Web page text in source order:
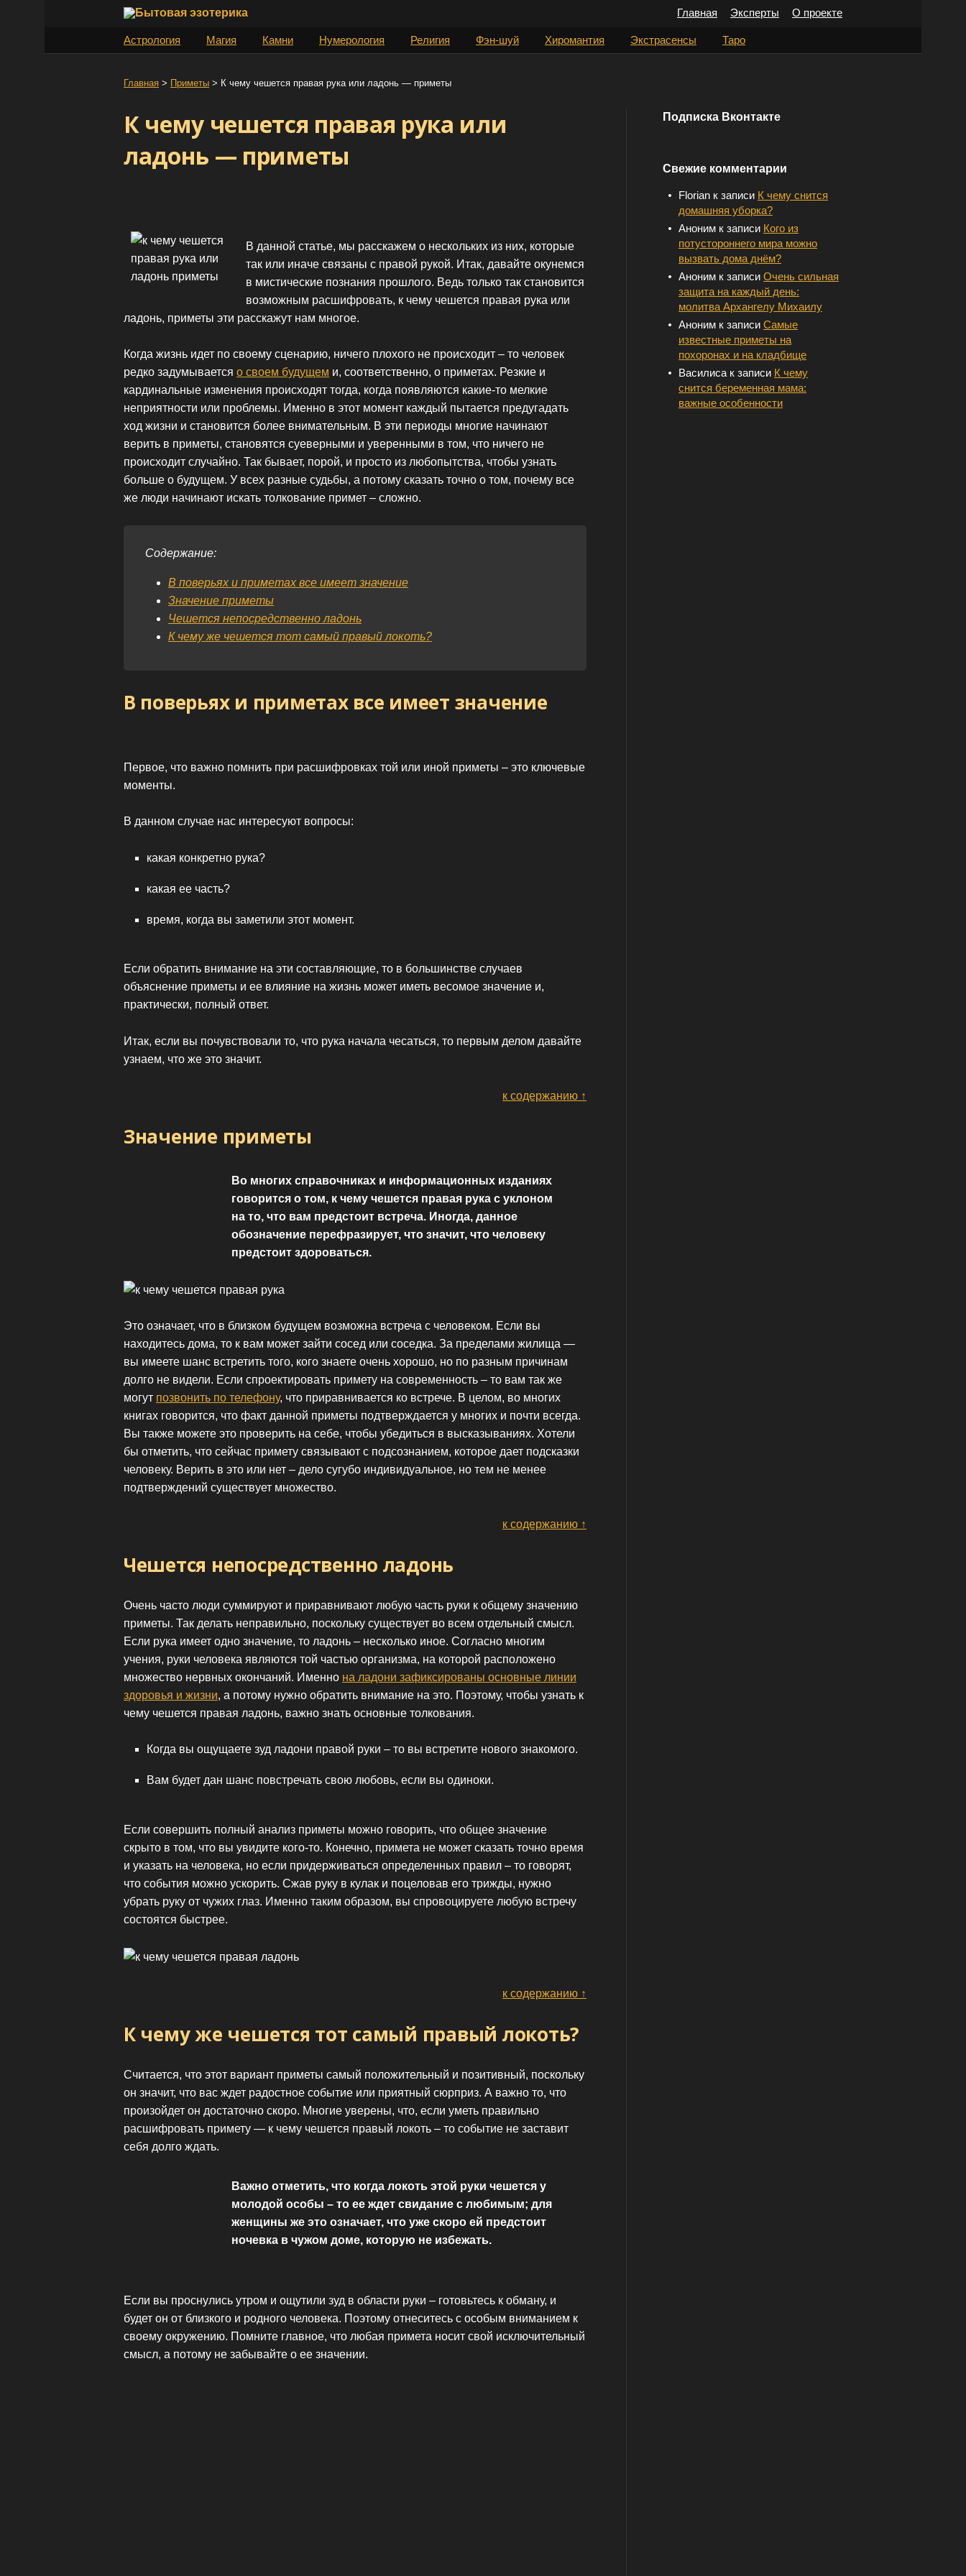
Главная Эксперты О проекте
Астрология Магия Камни Нумерология Религия Фэн-шуй Хиромантия Экстрасенсы Таро
Главная > Приметы > К чему чешется правая рука или ладонь — приметы
К чему чешется правая рука или
ладонь — приметы
В данной статье, мы расскажем о нескольких из них, которые
так или иначе связаны с правой рукой. Итак, давайте окунемся
в мистические познания прошлого. Ведь только так становится
возможным расшифровать, к чему чешется правая рука или
ладонь, приметы эти расскажут нам многое.
Когда жизнь идет по своему сценарию, ничего плохого не происходит – то человек
редко задумывается о своем будущем и, соответственно, о приметах. Резкие и
кардинальные изменения происходят тогда, когда появляются какие-то мелкие
неприятности или проблемы. Именно в этот момент каждый пытается предугадать
ход жизни и становится более внимательным. В эти периоды многие начинают
верить в приметы, становятся суеверными и уверенными в том, что ничего не
происходит случайно. Так бывает, порой, и просто из любопытства, чтобы узнать
больше о будущем. У всех разные судьбы, а потому сказать точно о том, почему все
же люди начинают искать толкование примет – сложно.
Содержание:
В поверьях и приметах все имеет значение
Значение приметы
Чешется непосредственно ладонь
К чему же чешется тот самый правый локоть?
В поверьях и приметах все имеет значение
Первое, что важно помнить при расшифровках той или иной приметы – это ключевые
моменты.
В данном случае нас интересуют вопросы:
какая конкретно рука?
какая ее часть?
время, когда вы заметили этот момент.
Если обратить внимание на эти составляющие, то в большинстве случаев
объяснение приметы и ее влияние на жизнь может иметь весомое значение и,
практически, полный ответ.
Итак, если вы почувствовали то, что рука начала чесаться, то первым делом давайте
узнаем, что же это значит.
к содержанию ↑
Значение приметы
Во многих справочниках и информационных изданиях
говорится о том, к чему чешется правая рука с уклоном
на то, что вам предстоит встреча. Иногда, данное
обозначение перефразирует, что значит, что человеку
предстоит здороваться.
Это означает, что в близком будущем возможна встреча с человеком. Если вы
находитесь дома, то к вам может зайти сосед или соседка. За пределами жилища —
вы имеете шанс встретить того, кого знаете очень хорошо, но по разным причинам
долго не видели. Если спроектировать примету на современность – то вам так же
могут позвонить по телефону, что приравнивается ко встрече. В целом, во многих
книгах говорится, что факт данной приметы подтверждается у многих и почти всегда.
Вы также можете это проверить на себе, чтобы убедиться в высказываниях. Хотели
бы отметить, что сейчас примету связывают с подсознанием, которое дает подсказки
человеку. Верить в это или нет – дело сугубо индивидуальное, но тем не менее
подтверждений существует множество.
к содержанию ↑
Чешется непосредственно ладонь
Очень часто люди суммируют и приравнивают любую часть руки к общему значению
приметы. Так делать неправильно, поскольку существует во всем отдельный смысл.
Если рука имеет одно значение, то ладонь – несколько иное. Согласно многим
учения, руки человека являются той частью организма, на которой расположено
множество нервных окончаний. Именно на ладони зафиксированы основные линии
здоровья и жизни, а потому нужно обратить внимание на это. Поэтому, чтобы узнать к
чему чешется правая ладонь, важно знать основные толкования.
Когда вы ощущаете зуд ладони правой руки – то вы встретите нового знакомого.
Вам будет дан шанс повстречать свою любовь, если вы одиноки.
Если совершить полный анализ приметы можно говорить, что общее значение
скрыто в том, что вы увидите кого-то. Конечно, примета не может сказать точно время
и указать на человека, но если придерживаться определенных правил – то говорят,
что события можно ускорить. Сжав руку в кулак и поцеловав его трижды, нужно
убрать руку от чужих глаз. Именно таким образом, вы спровоцируете любую встречу
состоятся быстрее.
к содержанию ↑
К чему же чешется тот самый правый локоть?
Считается, что этот вариант приметы самый положительный и позитивный, поскольку
он значит, что вас ждет радостное событие или приятный сюрприз. А важно то, что
произойдет он достаточно скоро. Многие уверены, что, если уметь правильно
расшифровать примету — к чему чешется правый локоть – то событие не заставит
себя долго ждать.
Важно отметить, что когда локоть этой руки чешется у
молодой особы – то ее ждет свидание с любимым; для
женщины же это означает, что уже скоро ей предстоит
ночевка в чужом доме, которую не избежать.
Если вы проснулись утром и ощутили зуд в области руки – готовьтесь к обману, и
будет он от близкого и родного человека. Поэтому отнеситесь с особым вниманием к
своему окружению. Помните главное, что любая примета носит свой исключительный
смысл, а потому не забывайте о ее значении.
Подписка Вконтакте
Свежие комментарии
Florian к записи К чему снится
домашняя уборка?
Аноним к записи Кого из
потустороннего мира можно
вызвать дома днём?
Аноним к записи Очень сильная
защита на каждый день:
молитва Архангелу Михаилу
Аноним к записи Самые
известные приметы на
похоронах и на кладбище
Василиса к записи К чему
снится беременная мама:
важные особенности